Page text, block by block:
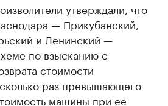
утверждали, что
— Прикубанский,
и Ленинский —
по взысканию с
стоимости
раз превышающего
машины при ее